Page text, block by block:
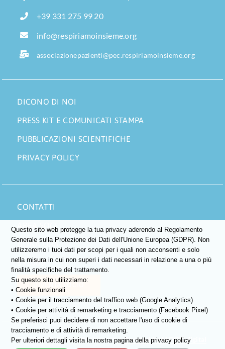
+39 331 275 99 20
info@respiriamoinsieme.org
associazionepazienti@pec.respiriamoinsieme.org
DICONO DI NOI
PRESS KIT E COMUNICATI STAMPA
PUBBLICAZIONI SCIENTIFICHE
PRIVACY POLICY
CONTATTI
AREA SOCI
DONA ORA
5×1000
©2026 • Tutti i diritti riservati •Boosted by MOOX.digital
Questo sito web protegge la tua privacy aderendo al Regolamento
Generale sulla Protezione dei Dati dell'Unione Europea (GDPR). Non
utilizzeremo i tuoi dati per scopi per i quali non acconsenti e solo
nella misura in cui non superi i dati necessari in relazione a una o più
finalità specifiche del trattamento.
Su questo sito utilizziamo:
• Cookie funzionali
• Cookie per il tracciamento del traffico web (Google Analytics)
• Cookie per attività di remarketing e tracciamento (Facebook Pixel)
Se preferisci puoi decidere di non accettare l'uso di cookie di
tracciamento e di attività di remarketing.
Per ulteriori dettagli visita la nostra pagina della privacy policy